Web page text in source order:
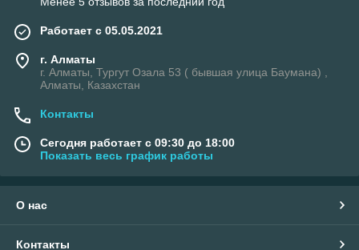
Работает с 05.05.2021
г. Алматы
г. Алматы, Тургут Озала 53 ( бывшая улица Баумана) ,
Алматы, Казахстан
Контакты
Сегодня работает с 09:30 до 18:00
Показать весь график работы
О нас
Контакты